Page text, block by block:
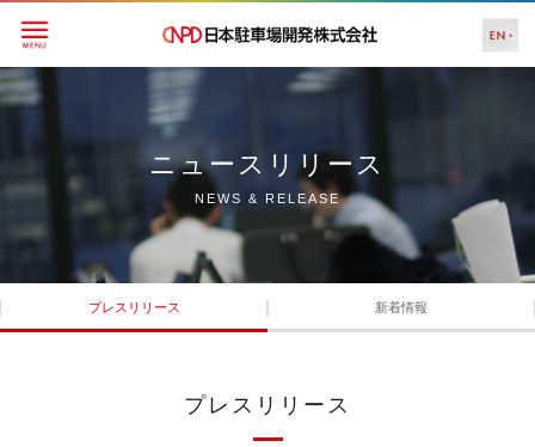
ニュースリリース
NEWS & RELEASE
プレスリリース 新着情報
プレスリリース